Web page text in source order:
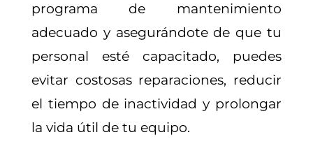
programa de mantenimiento
adecuado y asegurándote de que tu
personal esté capacitado, puedes
evitar costosas reparaciones, reducir
el tiempo de inactividad y prolongar
la vida útil de tu equipo.